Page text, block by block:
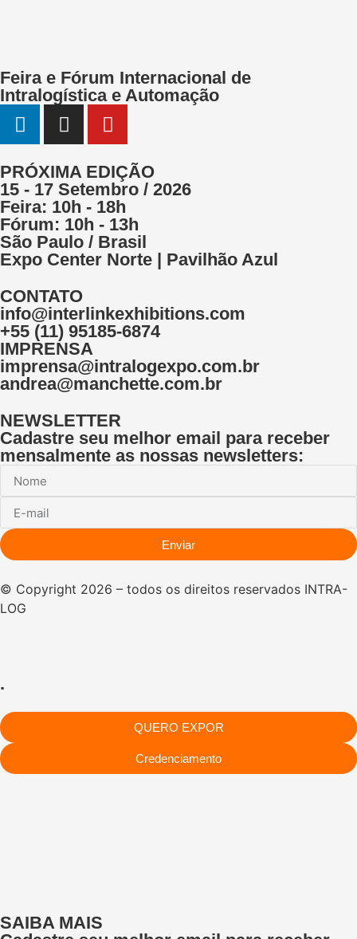
Feira e Fórum Internacional de
Intralogística e Automação
PRÓXIMA EDIÇÃO
15 - 17 Setembro / 2026
Feira: 10h - 18h
Fórum: 10h - 13h
São Paulo / Brasil
Expo Center Norte | Pavilhão Azul
CONTATO
info@interlinkexhibitions.com
+55 (11) 95185-6874
IMPRENSA
imprensa@intralogexpo.com.br
andrea@manchette.com.br
NEWSLETTER
Cadastre seu melhor email para receber
mensalmente as nossas newsletters:
Enviar
© Copyright 2026 – todos os direitos reservados INTRA-
LOG
.
QUERO EXPOR
Credenciamento
SAIBA MAIS